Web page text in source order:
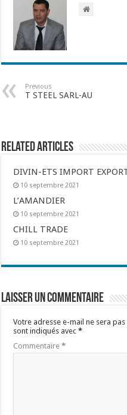
Previous
T STEEL SARL-AU
Related Articles
DIVIN-ETS IMPORT
10 septembre 2021
L’AMANDIER
10 septembre 2021
CHILL TRADE
10 septembre 2021
Laisser un commentaire
Votre adresse e-mail ne sera
sont indiqués avec*
Commentaire*